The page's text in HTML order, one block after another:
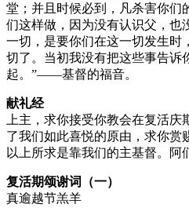
堂；并且时候必到，凡杀害你们
们这样做，因为没有认识父，也
一切，是要你们在这一切发生时
切了。当初我没有把这些事告诉
起。”——基督的福音。
献礼经
上主，求你接受你教会在复活
了我们如此喜悦的原由，求你赏
以上所求是靠我们的主基督。阿
复活期颂谢词（一）
真逾越节羔羊